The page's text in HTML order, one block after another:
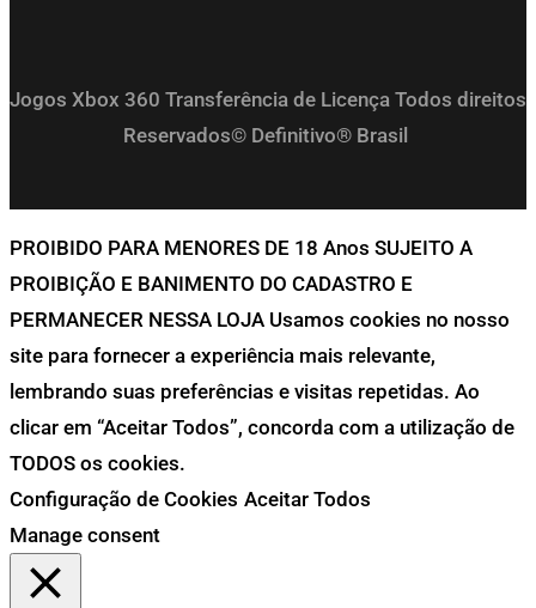
Jogos Xbox 360 Transferência de Licença Todos direitos
Reservados© Definitivo® Brasil
PROIBIDO PARA MENORES DE 18 Anos SUJEITO A
PROIBIÇÃO E BANIMENTO DO CADASTRO E
PERMANECER NESSA LOJA Usamos cookies no nosso
site para fornecer a experiência mais relevante,
lembrando suas preferências e visitas repetidas. Ao
clicar em “Aceitar Todos”, concorda com a utilização de
TODOS os cookies.
Configuração de Cookies Aceitar Todos
Manage consent